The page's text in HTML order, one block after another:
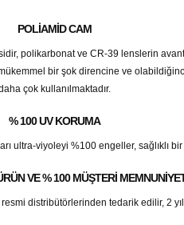
POLIAMID CAM
polikarbonat ve CR-39 lenslerin
bir şok direncine ve
çok kullanılmaktadır.
% 100 UV KORUMA
ultra-viyoleyi %100 engeller, sağlıklı
VE % 100 MÜŞTERI
distribütörlerinden tedarik edilir, 2